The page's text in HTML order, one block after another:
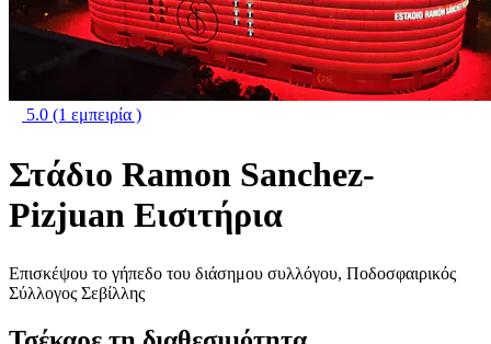
5.0 (1 εμπειρία )
Στάδιο Ramon Sanchez-
Pizjuan Εισιτήρια
Επισκέψου το γήπεδο του διάσημου συλλόγου, Ποδοσφαιρικός
Σύλλογος Σεβίλλης